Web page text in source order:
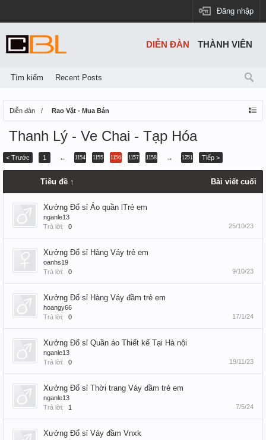
Đăng nhập
Diễn đàn Rao Vặt - Mua Bán
Thanh Lý - Ve Chai - Tạp Hóa
< Trước 1 ← 1154 1155 1156 1157 1158 → 1251 Tiếp >
Tiêu đề ↑ Bài viết cuối
Xưởng Đổ sỉ Áo quần lTrẻ em
nganle13
Trả lời:
0 25/10/23
Xưởng Đổ sỉ Hàng Váy trẻ em
oanhs19
Trả lời:
0 9/10/23
Xưởng Đổ sỉ Hàng Váy đầm trẻ em
hoangy66
Trả lời:
0 17/1/24
Xưởng Đổ sỉ Quần áo Thiết kế Tại Hà nội
nganle13
Trả lời:
0 19/11/23
Xưởng Đổ sỉ Thời trang Váy đầm trẻ em
nganle13
Trả lời:
1 7/5/24
Xưởng Đổ sỉ Váy đầm Vnxk
DIỄN ĐÀN
Tìm kiếm Recent Posts
THÀNH VIÊN